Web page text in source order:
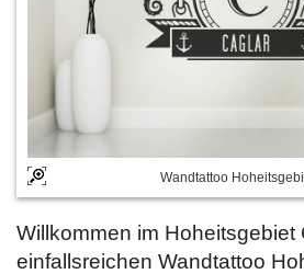
Wandtattoo
Willkommen im Hoheitsgebiet
einfallsreichen Wandtattoo